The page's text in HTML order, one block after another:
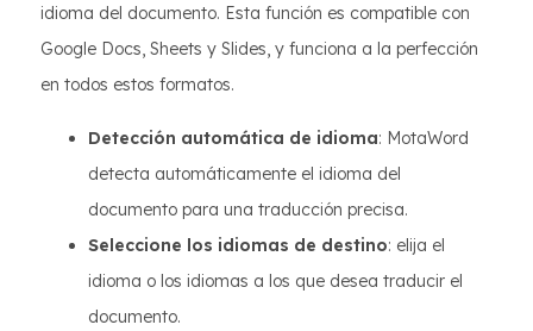
idioma del documento. Esta función es compatible con
Google Docs, Sheets y Slides, y funciona a la perfección
en todos estos formatos.
Detección automática de idioma: MotaWord
detecta automáticamente el idioma del
documento para una traducción precisa.
Seleccione los idiomas de destino: elija el
idioma o los idiomas a los que desea traducir el
documento.